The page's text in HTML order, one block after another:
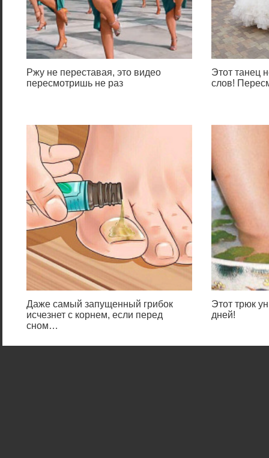
Ржу не переставая, это видео
пересмотришь не раз
Этот танец
слов!
Даже самый запущенный грибок
исчезнет с корнем, если перед
сном…
Этот трюк
дней!